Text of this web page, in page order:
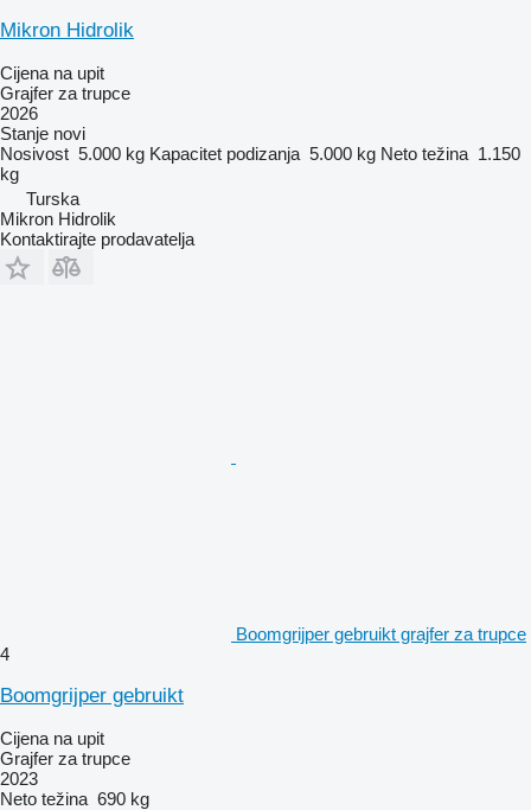
Mikron Hidrolik
Cijena na upit
Grajfer za trupce
2026
Stanje novi
Nosivost 5.000 kg Kapacitet podizanja 5.000 kg Neto težina 1.150
kg
Turska
Mikron Hidrolik
Kontaktirajte prodavatelja
Boomgrijper gebruikt grajfer za trupce
4
Boomgrijper gebruikt
Cijena na upit
Grajfer za trupce
2023
Neto težina 690 kg